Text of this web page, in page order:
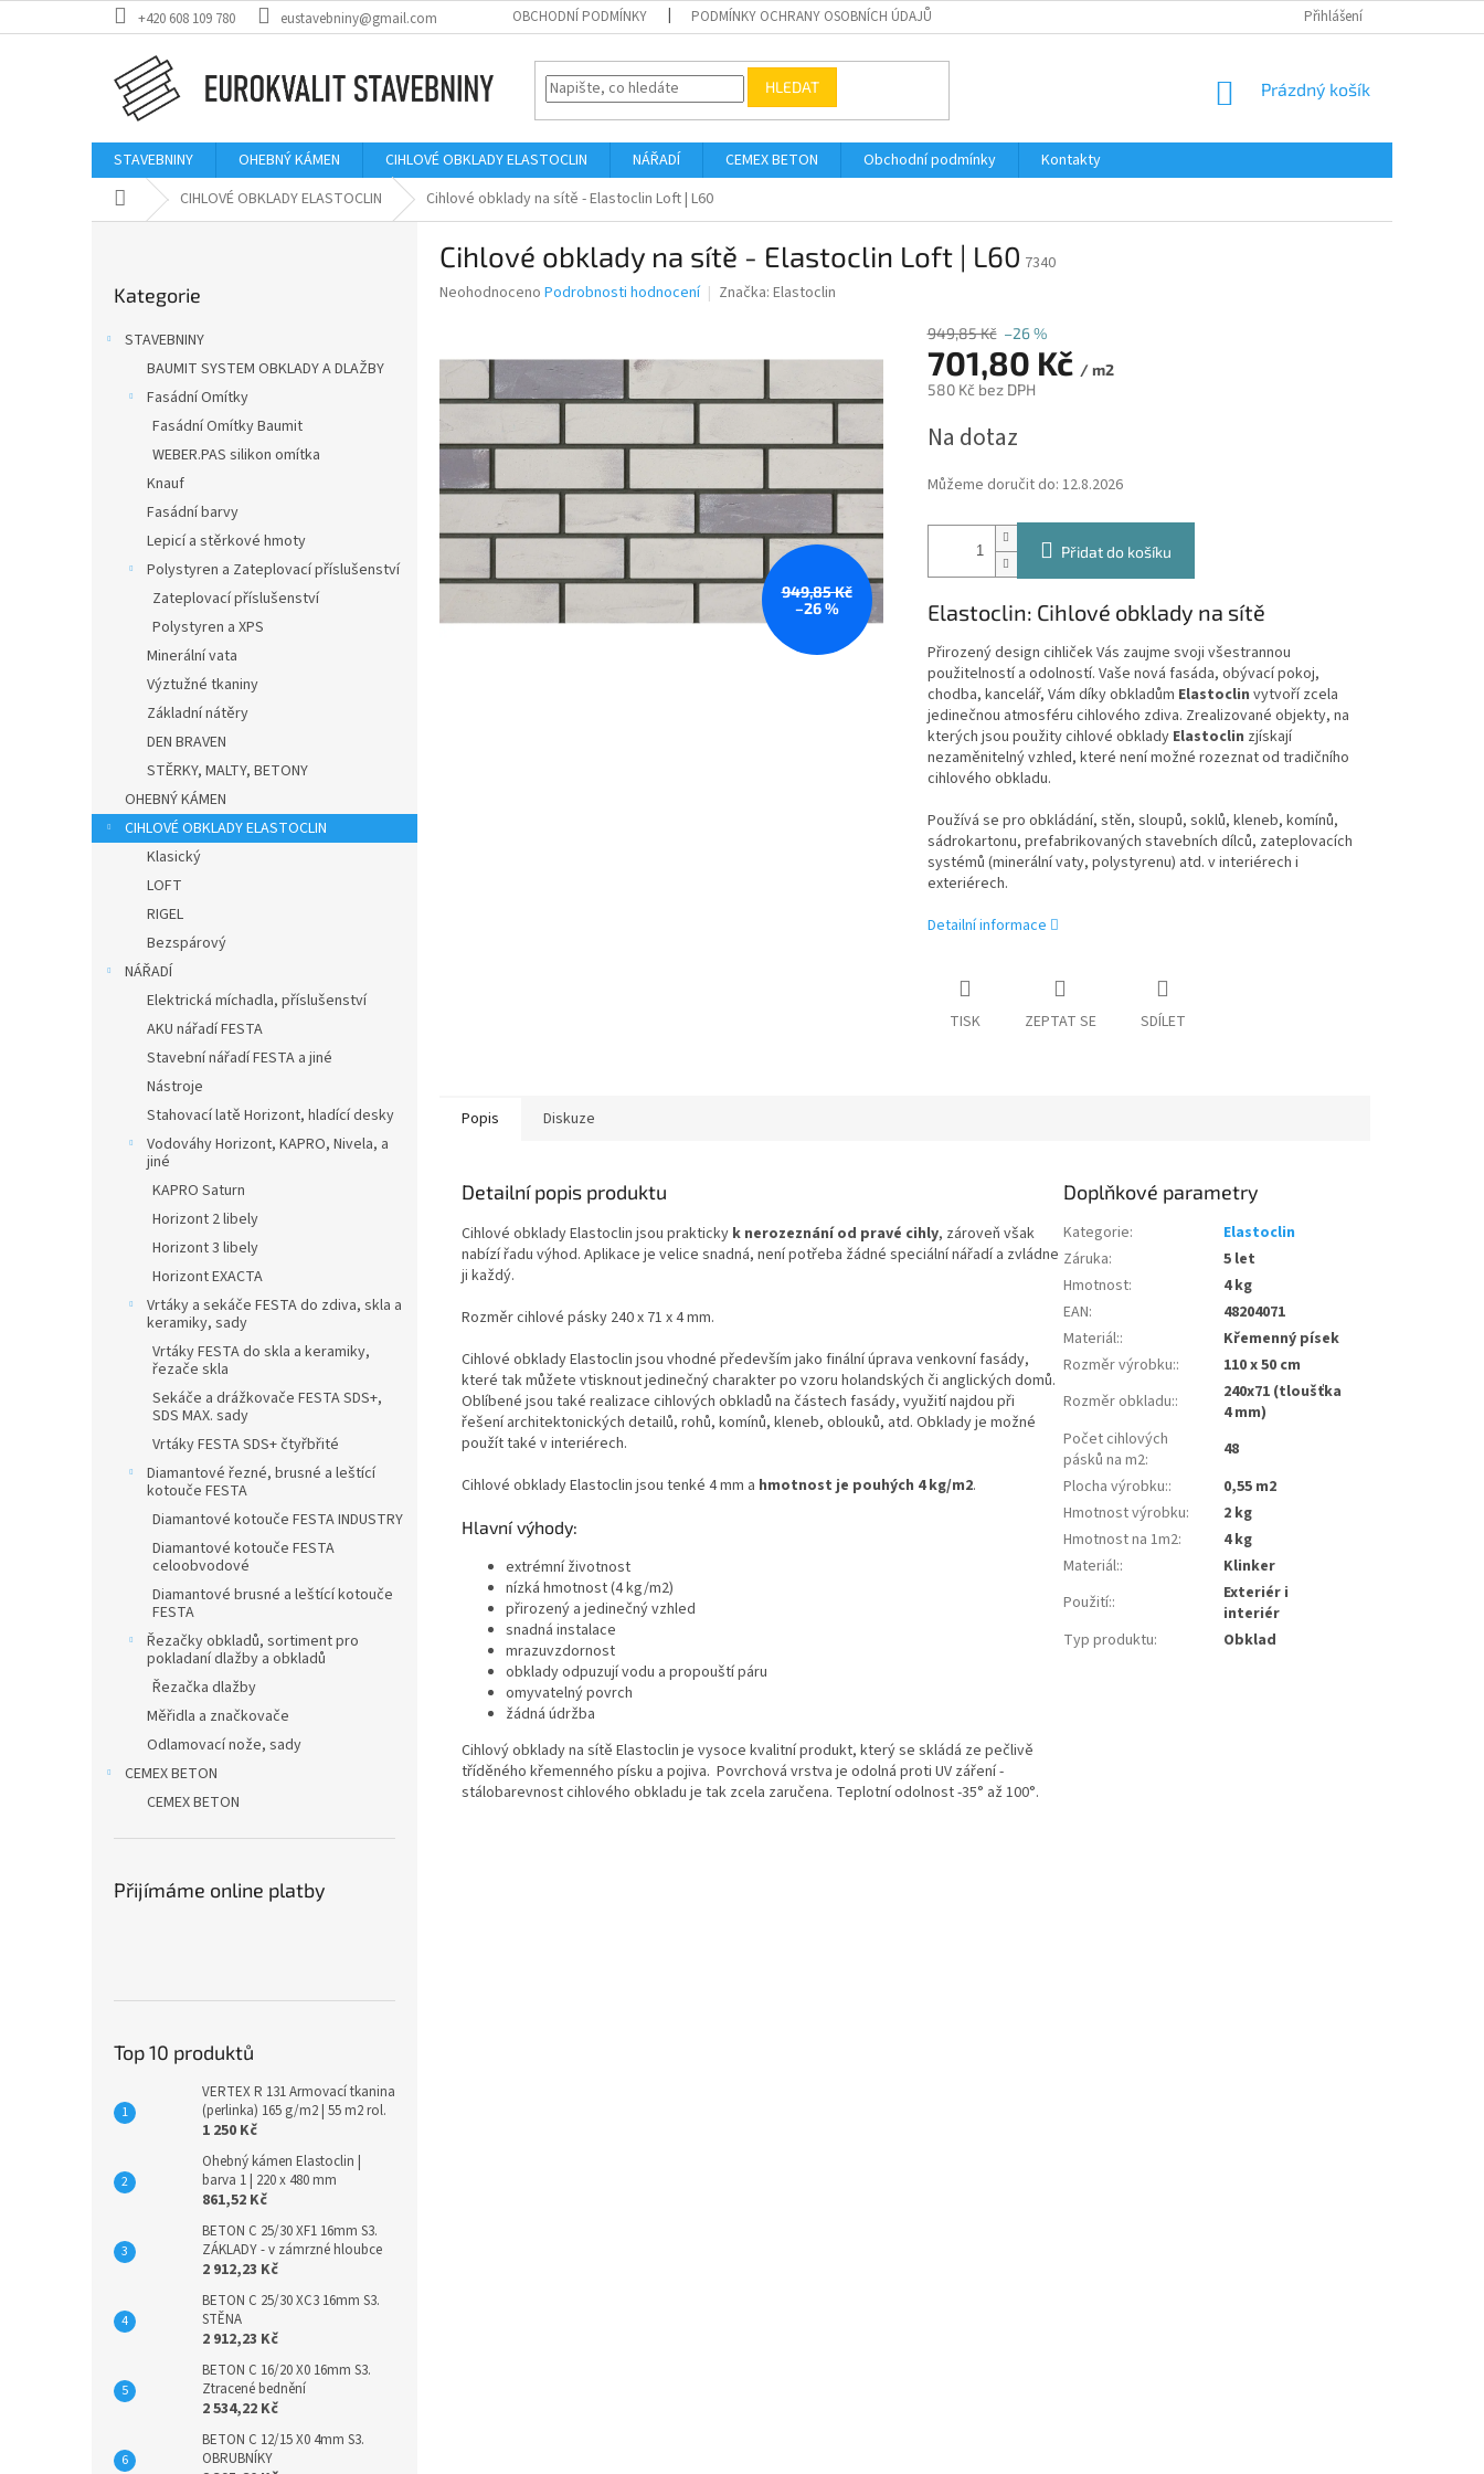
na
+420 608 109 780 eustavebniny@gmail.com OBCHODNÍ PODMÍNKY PODMÍNKY OCHRANY OSOBNÍCH ÚDAJŮ Přihlášení
HLEDAT
NÁKUPNÍ
Prázdný košík
STAVEBNINY OHEBNÝ KÁMEN CIHLOVÉ OBKLADY ELASTOCLIN NÁŘADÍ CEMEX BETON Obchodní podmínky
Kontakty
Domů CIHLOVÉ OBKLADY ELASTOCLIN Cihlové obklady na sítě - Elastoclin Loft | L60
kategorie
Kategorie
STAVEBNINY
BAUMIT SYSTEM OBKLADY A DLAŽBY
Fasádní Omítky
Fasádní Omítky Baumit
WEBER.PAS silikon omítka
Knauf
Fasádní barvy
Lepicí a stěrkové hmoty
Polystyren a Zateplovací příslušenství
Zateplovací příslušenství
Polystyren a XPS
Minerální vata
Výztužné tkaniny
Základní nátěry
DEN BRAVEN
STĚRKY, MALTY, BETONY
OHEBNÝ KÁMEN
CIHLOVÉ OBKLADY ELASTOCLIN
Klasický
LOFT
RIGEL
Bezspárový
NÁŘADÍ
Elektrická míchadla, příslušenství
AKU nářadí FESTA
Stavební nářadí FESTA a jiné
Nástroje
Stahovací latě Horizont, hladící desky
Vodováhy Horizont, KAPRO, Nivela, a
jiné
KAPRO Saturn
Horizont 2 libely
Horizont 3 libely
Horizont EXACTA
Vrtáky a sekáče FESTA do zdiva, skla a
keramiky, sady
Vrtáky FESTA do skla a keramiky,
řezače skla
Sekáče a drážkovače FESTA SDS+,
SDS MAX. sady
Vrtáky FESTA SDS+ čtyřbřité
Diamantové řezné, brusné a leštící
kotouče FESTA
Diamantové kotouče FESTA INDUSTRY
Diamantové kotouče FESTA
celoobvodové
Diamantové brusné a leštící kotouče
FESTA
Řezačky obkladů, sortiment pro
pokladaní dlažby a obkladů
Řezačka dlažby
Měřidla a značkovače
Odlamovací nože, sady
CEMEX BETON
CEMEX BETON
Přijímáme online platby
Top 10 produktů
VERTEX R 131 Armovací tkanina
(perlinka) 165 g/m2 | 55 m2 rol.
1 250 Kč
Ohebný kámen Elastoclin |
barva 1 | 220 x 480 mm
861,52 Kč
BETON C 25/30 XF1 16mm S3.
ZÁKLADY - v zámrzné hloubce
2 912,23 Kč
BETON C 25/30 XC3 16mm S3.
STĚNA
2 912,23 Kč
BETON C 16/20 X0 16mm S3.
Ztracené bednění
2 534,22 Kč
BETON C 12/15 X0 4mm S3.
OBRUBNÍKY
Cihlové obklady na sítě - Elastoclin Loft | L60 7340
Průměrné
je
z
5
hvězdiček.
Neohodnoceno Podrobnosti hodnocení Značka: Elastoclin
949,85 Kč
–26 %
949,85 Kč –26 %
701,80 Kč / m2
580 Kč bez DPH
cena:
Na dotaz
Můžeme doručit do: 12.8.2026
Přidat do košíku
Elastoclin: Cihlové obklady na sítě
Přirozený design cihliček Vás zaujme svoji všestrannou
použitelností a odolností. Vaše nová fasáda, obývací pokoj,
chodba, kancelář, Vám díky obkladům Elastoclin vytvoří zcela
jedinečnou atmosféru cihlového zdiva. Zrealizované objekty, na
kterých jsou použity cihlové obklady Elastoclin zjískají
nezaměnitelný vzhled, které není možné rozeznat od tradičního
cihlového obkladu.
Používá se pro obkládání, stěn, sloupů, soklů, kleneb, komínů,
sádrokartonu, prefabrikovaných stavebních dílců, zateplovacích
systémů (minerální vaty, polystyrenu) atd. v interiérech i
exteriérech.
Detailní informace
TISK ZEPTAT SE SDÍLET
Popis Diskuze
Detailní popis produktu
Cihlové obklady Elastoclin jsou prakticky k nerozeznání od pravé cihly, zároveň však
nabízí řadu výhod. Aplikace je velice snadná, není potřeba žádné speciální nářadí a zvládne
ji každý.
Rozměr cihlové pásky 240 x 71 x 4 mm.
Cihlové obklady Elastoclin jsou vhodné především jako finální úprava venkovní fasády,
které tak můžete vtisknout jedinečný charakter po vzoru holandských či anglických domů.
Oblíbené jsou také realizace cihlových obkladů na částech fasády, využití najdou při
řešení architektonických detailů, rohů, komínů, kleneb, oblouků, atd. Obklady je možné
použít také v interiérech.
Cihlové obklady Elastoclin jsou tenké 4 mm a hmotnost je pouhých 4 kg/m2.
Hlavní výhody:
extrémní životnost
nízká hmotnost (4 kg/m2)
přirozený a jedinečný vzhled
snadná instalace
mrazuvzdornost
obklady odpuzují vodu a propouští páru
omyvatelný povrch
žádná údržba
Cihlový obklady na sítě Elastoclin je vysoce kvalitní produkt, který se skládá ze pečlivě
tříděného křemenného písku a pojiva. Povrchová vrstva je odolná proti UV záření -
stálobarevnost cihlového obkladu je tak zcela zaručena. Teplotní odolnost -35° až 100°.
Doplňkové parametry
Kategorie:
Elastoclin
Záruka:
5 let
Hmotnost:
4 kg
EAN:
48204071
Materiál::
Křemenný písek
Rozměr výrobku::
110 x 50 cm
Rozměr obkladu::
240x71 (tloušťka
4 mm)
Počet cihlových
pásků na m2:
48
Plocha výrobku::
0,55 m2
Hmotnost výrobku:
2 kg
Hmotnost na 1m2:
4 kg
Materiál::
Klinker
Použití::
Exteriér i
interiér
Typ produktu: Obklad